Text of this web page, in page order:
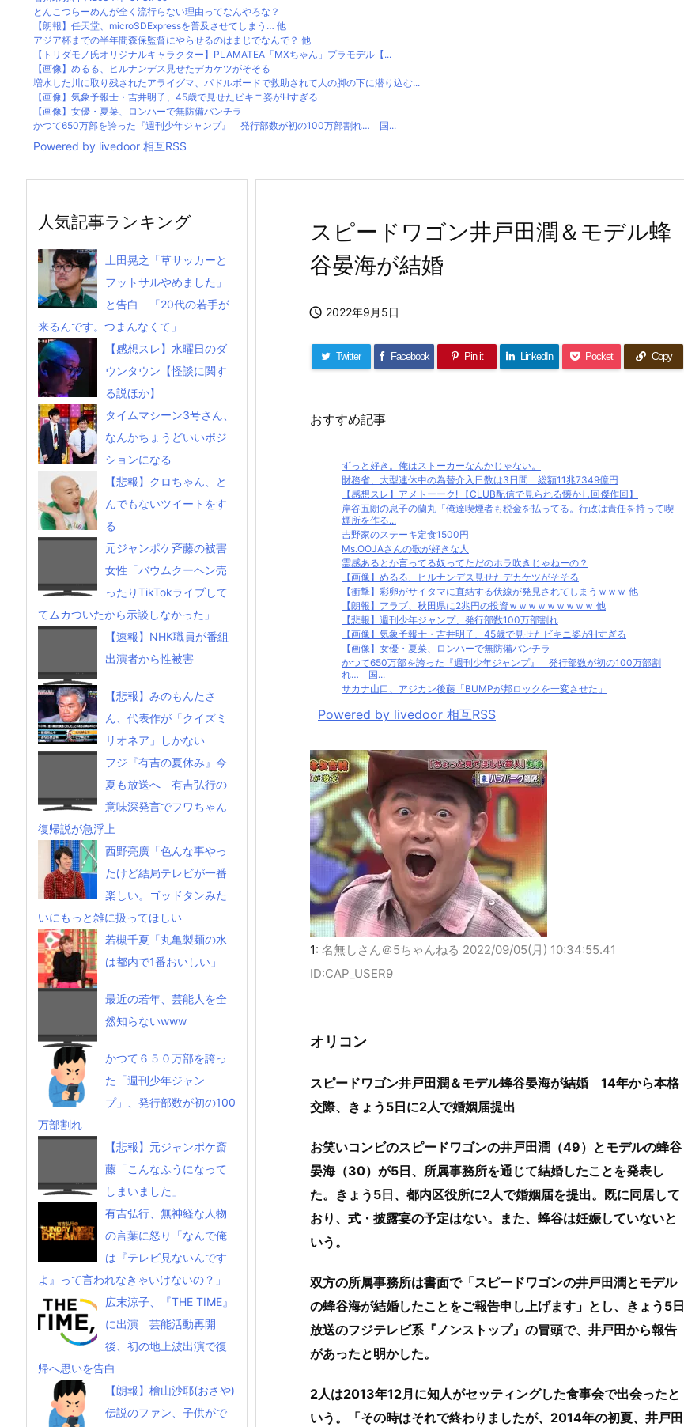
とんこつらーめんが全く流行らない理由ってなんやろな？
【朗報】任天堂、microSDExpressを普及させてしまう… 他
アジア杯までの半年間森保監督にやらせるのはまじでなんで？ 他
【トリダモノ氏オリジナルキャラクター】PLAMATEA「MXちゃん」プラモデル【...
【画像】めるる、ヒルナンデス見せたデカケツがそそる
増水した川に取り残されたアライグマ、パドルボードで救助されて人の脚の下に潜り込む...
【画像】気象予報士・吉井明子、45歳で見せたビキニ姿がHすぎる
【画像】女優・夏菜、ロンハーで無防備パンチラ
かつて650万部を誇った『週刊少年ジャンプ』 発行部数が初の100万部割れ… 国...
Powered by livedoor 相互RSS
スピードワゴン井戸田潤＆モデル蜂
谷晏海が結婚
 2022年9月5日
Twitter Facebook Pin it LinkedIn Pocket Copy
おすすめ記事
ずっと好き。俺はストーカーなんかじゃない。
財務省、大型連休中の為替介入日数は3日間 総額11兆7349億円
【感想スレ】アメトーーク! 【CLUB配信で見られる懐かし回傑作回】
岸谷五朗の息子の蘭丸「俺達喫煙者も税金を払ってる。行政は責任を持って喫
煙所を作る...
吉野家のステーキ定食1500円
Ms.OOJAさんの歌が好きな人
霊感あるとか言ってる奴ってただのホラ吹きじゃねーの？
【画像】めるる、ヒルナンデス見せたデカケツがそそる
【衝撃】彩卵がサイタマに直結する伏線が発見されてしまうｗｗｗ 他
【朗報】アラブ、秋田県に2兆円の投資ｗｗｗｗｗｗｗｗｗ 他
【悲報】週刊少年ジャンプ、発行部数100万部割れ
【画像】気象予報士・吉井明子、45歳で見せたビキニ姿がHすぎる
【画像】女優・夏菜、ロンハーで無防備パンチラ
かつて650万部を誇った『週刊少年ジャンプ』 発行部数が初の100万部割
れ… 国...
サカナ山口、アジカン後藤「BUMPが邦ロックを一変させた」
Powered by livedoor 相互RSS
1: 名無しさん＠5ちゃんねる 2022/09/05(月) 10:34:55.41
ID:CAP_USER9
オリコン
スピードワゴン井戸田潤＆モデル蜂谷晏海が結婚 14年から本格
交際、きょう5日に2人で婚姻届提出
お笑いコンビのスピードワゴンの井戸田潤（49）とモデルの蜂谷
晏海（30）が5日、所属事務所を通じて結婚したことを発表し
た。きょう5日、都内区役所に2人で婚姻届を提出。既に同居して
おり、式・披露宴の予定はない。また、蜂谷は妊娠していないと
いう。
双方の所属事務所は書面で「スピードワゴンの井戸田潤とモデル
の蜂谷海が結婚したことをご報告申し上げます」とし、きょう5日
放送のフジテレビ系『ノンストップ』の冒頭で、井戸田から報告
があったと明かした。
2人は2013年12月に知人がセッティングした食事会で出会ったと
いう。「その時はそれで終わりましたが、2014年の初夏、井戸田
人気記事ランキング
土田晃之「草サッカーと
フットサルやめました」
と告白 「20代の若手が
来るんです。つまんなくて」
【感想スレ】水曜日のダ
ウンタウン【怪談に関す
る説ほか】
タイムマシーン3号さん、
なんかちょうどいいポジ
ションになる
【悲報】クロちゃん、と
んでもないツイートをす
る
元ジャンポケ斉藤の被害
女性「バウムクーヘン売
ったりTikTokライブして
てムカついたから示談しなかった」
【速報】NHK職員が番組
出演者から性被害
【悲報】みのもんたさ
ん、代表作が「クイズミ
リオネア」しかない
フジ『有吉の夏休み』今
夏も放送へ 有吉弘行の
意味深発言でフワちゃん
復帰説が急浮上
西野亮廣「色んな事やっ
たけど結局テレビが一番
楽しい。ゴッドタンみた
いにもっと雑に扱ってほしい
若槻千夏「丸亀製麺の水
は都内で1番おいしい」
最近の若年、芸能人を全
然知らないwww
かつて６５０万部を誇っ
た「週刊少年ジャン
プ」、発行部数が初の100
万部割れ
【悲報】元ジャンポケ斎
藤「こんなふうになって
しまいました」
有吉弘行、無神経な人物
の言葉に怒り「なんで俺
は『テレビ見ないんです
よ』って言われなきゃいけないの？」
広末涼子、『THE TIME』
に出演 芸能活動再開
後、初の地上波出演で復
帰へ思いを告白
【朗報】檜山沙耶(おさや)
伝説のファン、子供がで